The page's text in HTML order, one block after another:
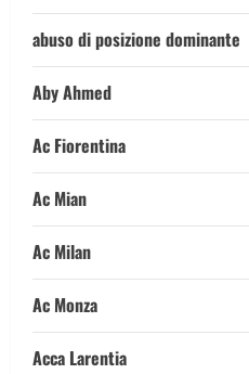
abuso di posizione dominante
Aby Ahmed
Ac Fiorentina
Ac Mian
Ac Milan
Ac Monza
Acca Larentia